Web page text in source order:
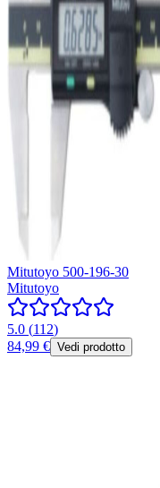
Mitutoyo 500-196-30
Mitutoyo
5.0 (112)
84,99 € Vedi prodotto